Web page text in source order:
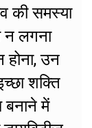
की समस्या
न लगना
होना, उन
शक्ति
बनाने में